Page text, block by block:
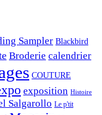
Sampler Blackbird
Broderie calendrier
COUTURE
exposition Histoire
Salgarollo Le p'tit